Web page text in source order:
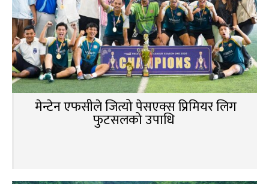
मेन्टेन एफसीले जित्यो पेसएक्स प्रिमियर लिग
फुटसलको उपाधि